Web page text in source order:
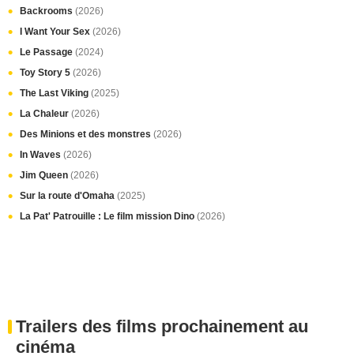
Backrooms (2026)
I Want Your Sex (2026)
Le Passage (2024)
Toy Story 5 (2026)
The Last Viking (2025)
La Chaleur (2026)
Des Minions et des monstres (2026)
In Waves (2026)
Jim Queen (2026)
Sur la route d'Omaha (2025)
La Pat' Patrouille : Le film mission Dino (2026)
Trailers des films prochainement au
cinéma